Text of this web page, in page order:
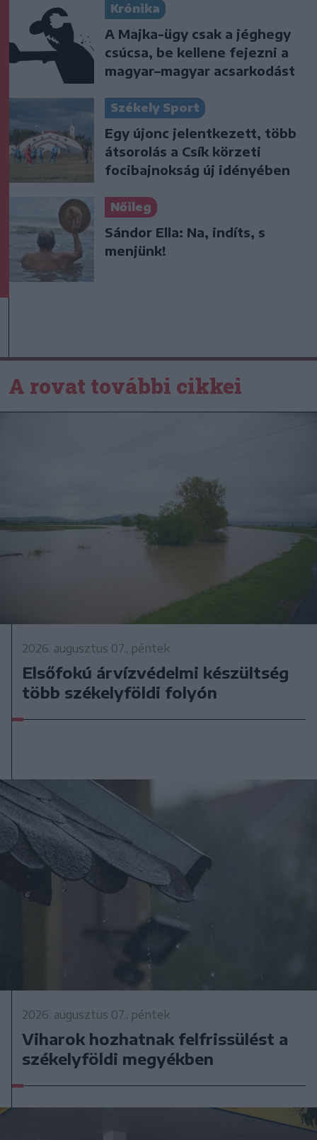
Krónika
A Majka-ügy csak a jéghegy
csúcsa, be kellene fejezni a
magyar–magyar acsarkodást
Székely Sport
Egy újonc jelentkezett, több
átsorolás a Csík körzeti
focibajnokság új idényében
Nőileg
Sándor Ella: Na, indíts, s
menjünk!
A rovat további cikkei
2026. augusztus 07., péntek
Elsőfokú árvízvédelmi készültség
több székelyföldi folyón
2026. augusztus 07., péntek
Viharok hozhatnak felfrissülést a
székelyföldi megyékben